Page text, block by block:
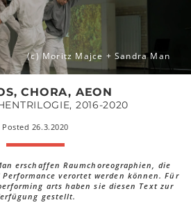
(c) Moritz Majce + Sandra Man
CHORA, AEON
2016-2020
Posted 26.3.2020
erschaffen Raumchoreographien, die
verortet werden können. Für
arts haben sie diesen Text zur
gestellt.